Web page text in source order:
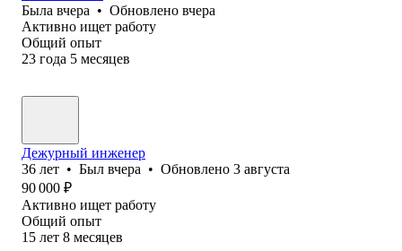
Была вчера • Обновлено вчера
Активно ищет работу
Общий опыт
23 года 5 месяцев
Дежурный инженер
36 лет • Был вчера • Обновлено 3 августа
90 000 ₽
Активно ищет работу
Общий опыт
15 лет 8 месяцев